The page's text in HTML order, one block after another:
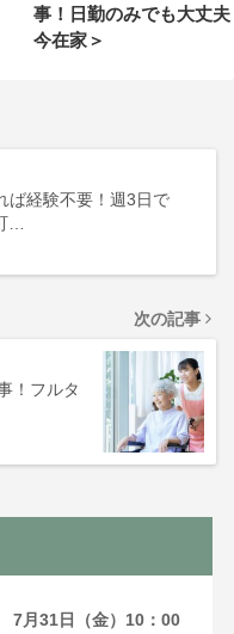
事！日勤のみでも大丈
今在家＞
経験不要！週3日で
…
次の記事
！フルタ
7月31日（金）10：00